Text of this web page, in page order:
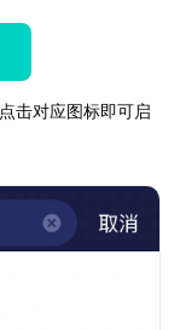
击对应图标即可启